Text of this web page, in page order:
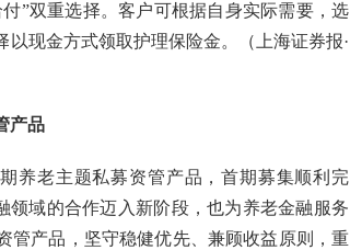
”双重选择。客户可根据自身实际需要，选
现金方式领取护理保险金。（上海证券报·
产品
养老主题私募资管产品，首期募集顺利完
领域的合作迈入新阶段，也为养老金融服务
管产品，坚守稳健优先、兼顾收益原则，重